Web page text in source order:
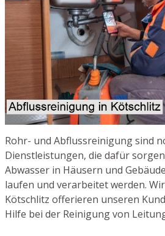
Rohr- und Abflussreinigung sind
Dienstleistungen, die dafür
Abwasser in Häusern und
laufen und verarbeitet werden.
Kötschlitz offerieren unseren
Hilfe bei der Reinigung von